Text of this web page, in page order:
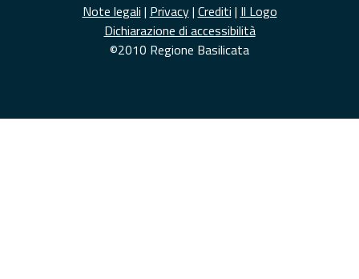
Note legali | Privacy| Crediti | Il Logo
Dichiarazione di accessibilità
©2010 Regione Basilicata